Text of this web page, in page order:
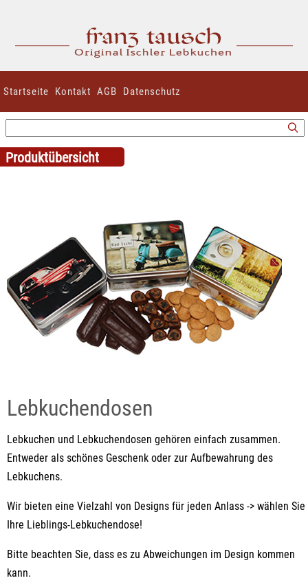
Startseite Kontakt AGB Datenschutz
Produktübersicht
Lebkuchendosen
Lebkuchen und Lebkuchendosen gehören einfach zusammen.
Entweder als schönes Geschenk oder zur Aufbewahrung des
Lebkuchens.
Wir bieten eine Vielzahl von Designs für jeden Anlass -> wählen Sie
Ihre Lieblings-Lebkuchendose!
Bitte beachten Sie, dass es zu Abweichungen im Design kommen
kann.